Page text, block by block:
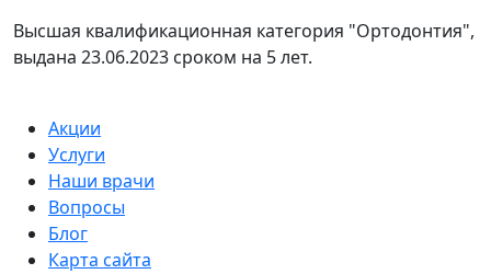
Высшая квалификационная категория "Ортодонтия",
выдана 23.06.2023 сроком на 5 лет.
Акции
Услуги
Наши врачи
Вопросы
Блог
Карта сайта